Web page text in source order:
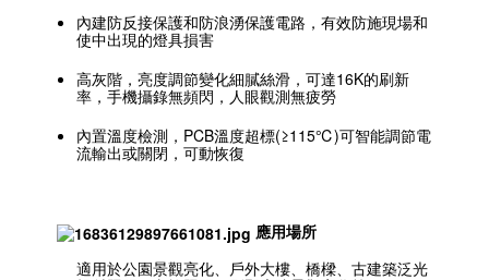
內建防反接保護和防浪湧保護電路，有效防施現場和
使中出現的燈具損害
高灰階，亮度調節變化細膩絲滑，可達16K的刷新
率，手機攝錄無頻閃，人眼觀測無疲勞
內置溫度檢測，PCB溫度超標(≥115℃)可智能調節電
流輸出或關閉，可動恢復
應用場所
適用於公園景觀亮化、戶外大樓、橋樑、古建築泛光